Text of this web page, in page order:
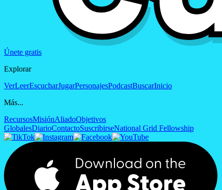
Únete gratis
Explorar
VerLeerEscucharJugarPersonajesPodcastBuscarInicio
Más...
RecursosMisiónAliadoObjetivos
GlobalesDiarioContactoSuscribirseNational Grid Fellowship